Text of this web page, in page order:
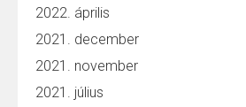
2022. április
2021. december
2021. november
2021. július